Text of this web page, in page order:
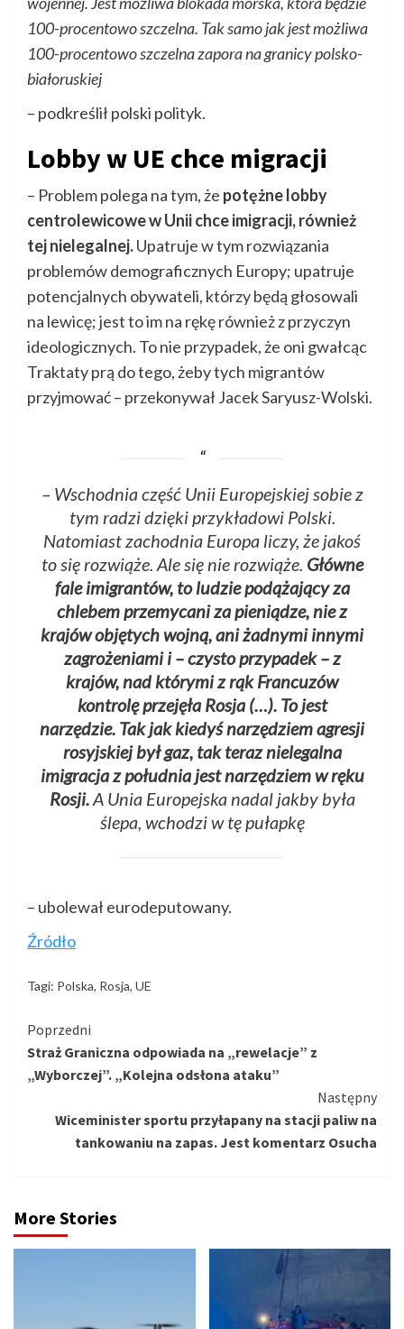
100-procentowo szczelna. Tak samo jak jest możliwa
100-procentowo szczelna zapora na granicy polsko-
białoruskiej
– podkreślił polski polityk.
Lobby w UE chce migracji
– Problem polega na tym, że potężne lobby
centrolewicowe w Unii chce imigracji, również
tej nielegalnej.Upatruje w tym rozwiązania
problemów demograficznych Europy; upatruje
potencjalnych obywateli, którzy będą głosowali
na lewicę; jest to im na rękę również z przyczyn
ideologicznych. To nie przypadek, że oni gwałcąc
Traktaty prą do tego, żeby tych migrantów
przyjmować – przekonywał Jacek Saryusz-Wolski.
– Wschodnia część Unii Europejskiej sobie z
tym radzi dzięki przykładowi Polski.
Natomiast zachodnia Europa liczy, że jakoś
to się rozwiąże. Ale się nie rozwiąże. Główne
fale imigrantów, to ludzie podążający za
chlebem przemycani za pieniądze, nie z
krajów objętych wojną, ani żadnymi innymi
zagrożeniami i – czysto przypadek – z
krajów, nad którymi z rąk Francuzów
kontrolę przejęła Rosja (…). To jest
narzędzie. Tak jak kiedyś narzędziem agresji
rosyjskiej był gaz, tak teraz nielegalna
imigracja z południa jest narzędziem w ręku
Rosji.A Unia Europejska nadal jakby była
ślepa, wchodzi w tę pułapkę
– ubolewał eurodeputowany.
Źródło
Tagi: Polska, Rosja, UE
Kontynuuj
czytanie
Poprzedni
Straż Graniczna odpowiada na „rewelacje” z
„Wyborczej”. „Kolejna odsłona ataku”
Następny
Wiceminister sportu przyłapany na stacji paliw na
tankowaniu na zapas. Jest komentarz Osucha
More Stories